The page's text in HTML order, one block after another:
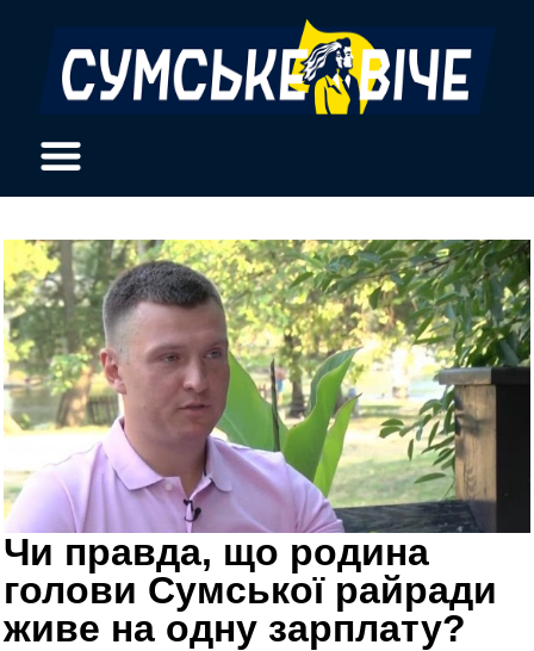
Чи правда, що родина
голови Сумської райради
живе на одну зарплату?